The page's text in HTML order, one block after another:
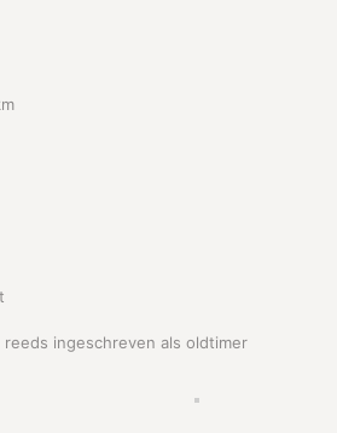
ingeschreven als oldtimer